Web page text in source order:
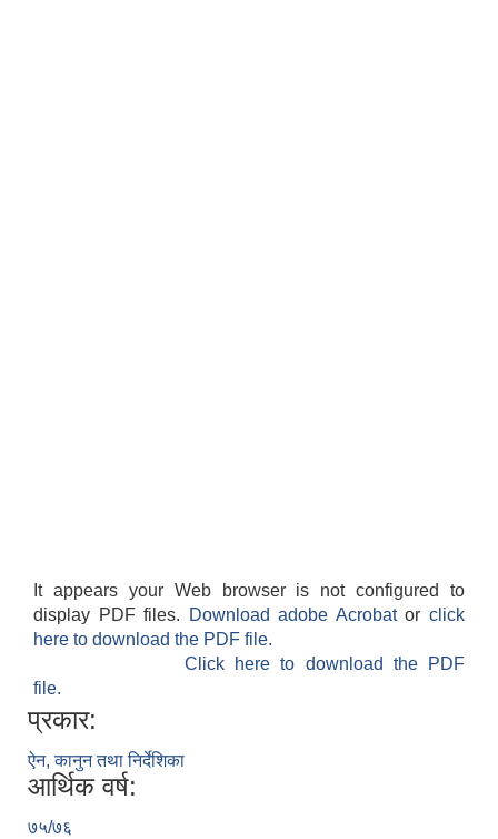
It appears your Web browser is not configured to
display PDF files.
Download adobe Acrobatorclick
here to download the PDF file.
Click here to download the PDF
file.
प्रकार:
ऐन, कानुन तथा निर्देशिका
आर्थिक वर्ष:
७५/७६